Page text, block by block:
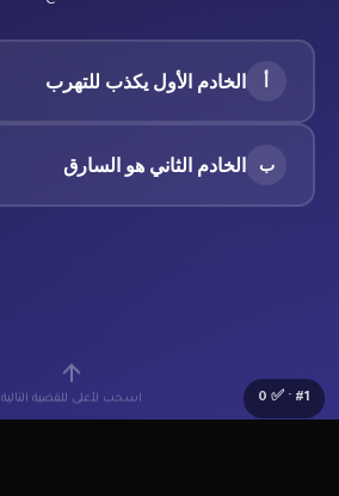
الخادم الأول يكذب للتهرب
ب الخادم الثاني هو السارق
اسحب لأعلى للقضية التالية #1
· ✅
0